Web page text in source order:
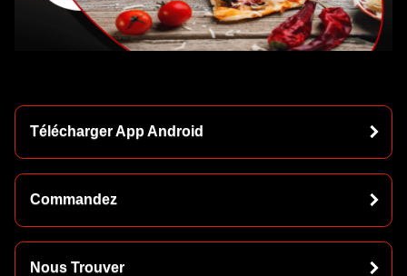
Télécharger App Android
Commandez
Nous Trouver